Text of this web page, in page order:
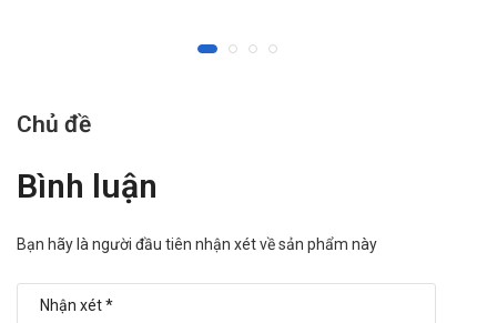
Chủ đề
Bình luận
Bạn hãy là người đầu tiên nhận xét về sản phẩm này